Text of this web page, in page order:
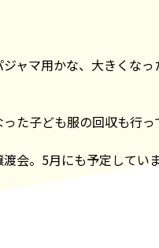
ジャマ用かな、大きくな
た子ども服の回収も行
会。5月にも予定してい